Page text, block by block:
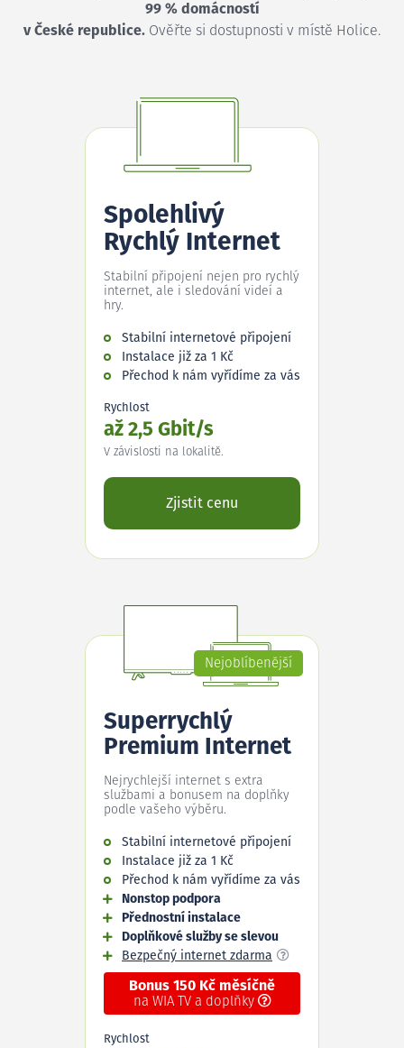
99 % domácností
v České republice. Ověřte si dostupnosti v místě Holice.
Spolehlivý
Rychlý Internet
Stabilní připojení nejen pro rychlý
internet, ale i sledování videí a
hry.
Stabilní internetové připojení
Instalace již za 1 Kč
Přechod k nám vyřídíme za vás
Rychlost
až 2,5 Gbit/s
V závislosti na lokalitě.
Zjistit cenu
Nejoblíbenější
Superrychlý
Premium Internet
Nejrychlejší internet s extra
službami a bonusem na doplňky
podle vašeho výběru.
Stabilní internetové připojení
Instalace již za 1 Kč
Přechod k nám vyřídíme za vás
Nonstop podpora
Přednostní instalace
Doplňkové služby se slevou
Bezpečný internet zdarma
Bonus 150 Kč měsíčně
na WIA TV a doplňky
Rychlost